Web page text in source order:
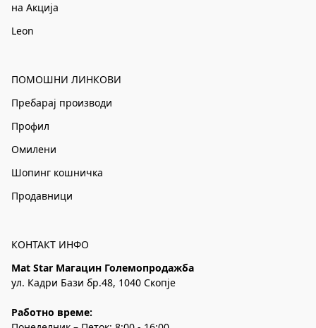
на Акција
Leon
ПОМОШНИ ЛИНКОВИ
Пребарај производи
Профил
Омилени
Шопинг кошничка
Продавници
КОНТАКТ ИНФО
Mat Star Магацин Големопродажба
ул. Кадри Бази бр.48, 1040 Скопје
Работно време: